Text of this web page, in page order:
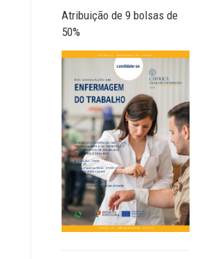
Atribuição de 9 bolsas de
50%